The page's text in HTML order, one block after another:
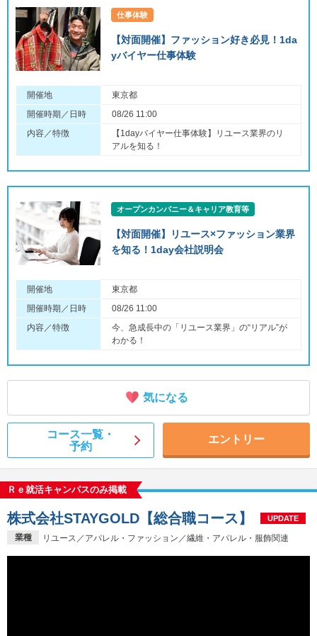
仕事体験
【対面開催】ファッション好き必見！1da
yバイヤー仕事体験
開催地
東京都
開催時期／日時
08/26 11:00
内容／特徴
【1dayバイヤー仕事体験】リユース業界のリ
アルを知る！
オープンカンパニー＆キャリア教育等
【対面開催】リユース×ファッション業界
を知る！1day会社説明会
開催地
東京都
開催時期／日時
08/26 11:00
内容／特徴
今、急成長中の「リユース業界」の“リアル”が
わかる！
気になる
コース一覧・
予約
エントリー
Ｒｅ就活キャンパスのみ掲載
業種 リユース／アパレル・ファッション／繊維・アパレル・服飾関連
株式会社STAYGOLD【総合職コース】 UPDATE